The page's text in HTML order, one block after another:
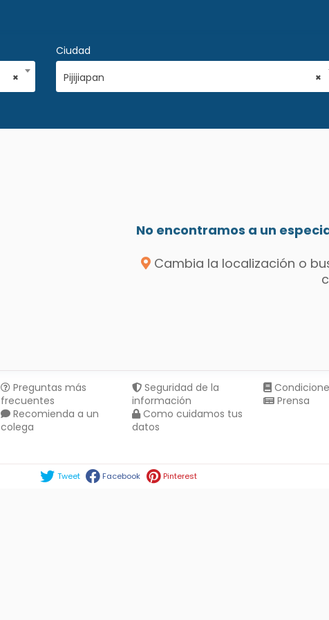
×
Ciudad
×
Pijijiapan
No encontramos a un
Cambia la localización o
Preguntas más
frecuentes
Recomienda a un
colega
Seguridad de la
información
Como cuidamos tus
datos
Prensa
Tweet Facebook Pinterest